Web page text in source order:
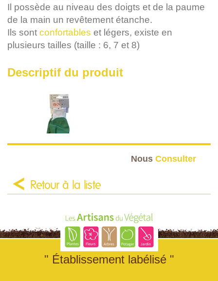
Il possède au niveau des doigts et de la paume
de la main un revêtement étanche.
Ils sont confortables et légers, existe en
plusieurs tailles (taille : 6, 7 et 8)
Descriptif du produit
Nous Consulter
Retour à la liste
" Établissement labélisé "